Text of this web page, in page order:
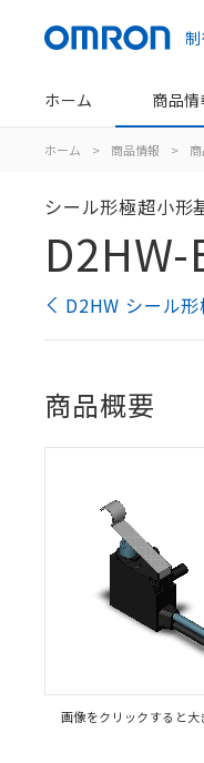
ホーム 商品情
ホーム > 商品情報 >
シール形極超小形
D2HW シール
商品概要
画像をクリックすると大